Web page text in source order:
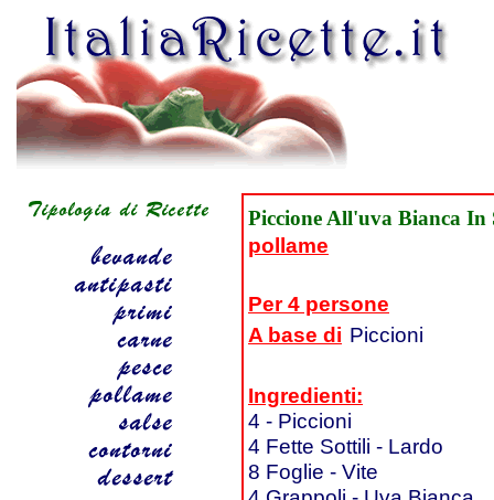
Piccione All'uva Bianca In
pollame
Per 4 persone
A base di Piccioni
Ingredienti:
4 - Piccioni
4 Fette Sottili - Lardo
8 Foglie - Vite